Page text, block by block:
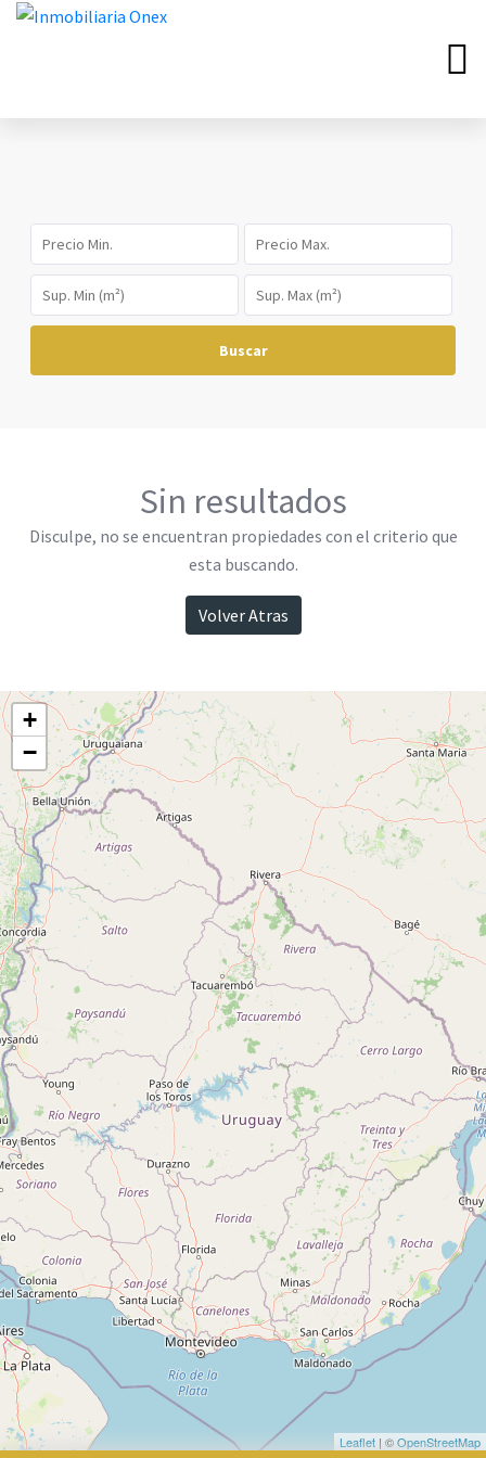
Buscar
Sin resultados
Disculpe, no se encuentran propiedades con el criterio que
esta buscando.
Volver Atras
+
−
Leaflet | ©OpenStreetMap